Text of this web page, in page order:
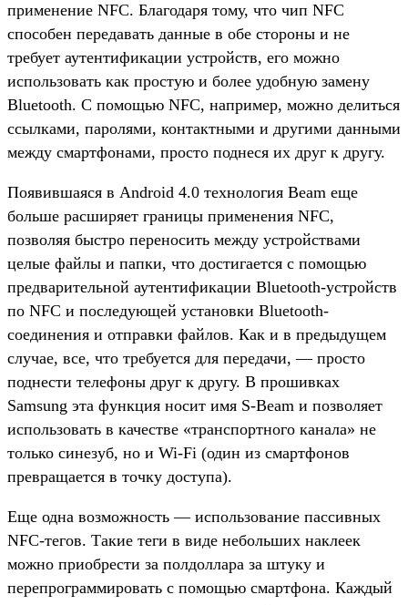
применение NFC. Благодаря тому, что чип NFC
способен передавать данные в обе стороны и не
требует аутентификации устройств, его можно
использовать как простую и более удобную замену
Bluetooth. С помощью NFC, например, можно делиться
ссылками, паролями, контактными и другими данными
между смартфонами, просто поднеся их друг к другу.
Появившаяся в Android 4.0 технология Beam еще
больше расширяет границы применения NFC,
позволяя быстро переносить между устройствами
целые файлы и папки, что достигается с помощью
предварительной аутентификации Bluetooth-устройств
по NFC и последующей установки Bluetooth-
соединения и отправки файлов. Как и в предыдущем
случае, все, что требуется для передачи, — просто
поднести телефоны друг к другу. В прошивках
Samsung эта функция носит имя S-Beam и позволяет
использовать в качестве «транспортного канала» не
только синезуб, но и Wi-Fi (один из смартфонов
превращается в точку доступа).
Еще одна возможность — использование пассивных
NFC-тегов. Такие теги в виде небольших наклеек
можно приобрести за полдоллара за штуку и
перепрограммировать с помощью смартфона. Каждый